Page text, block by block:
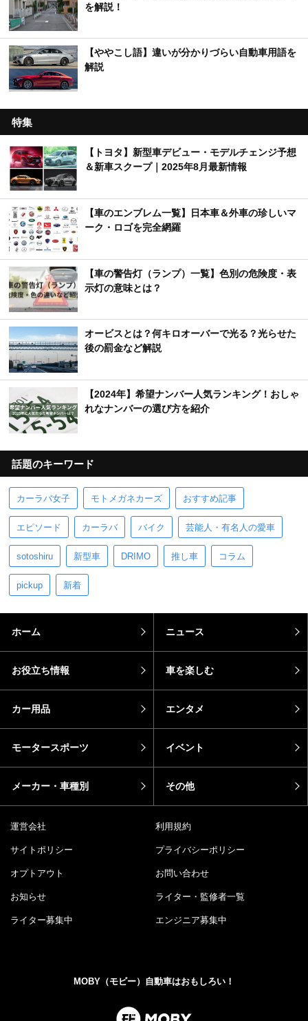
を解説！
【ややこし語】違いが分かりづらい自動車用語を
解説
特集
【トヨタ】新型車デビュー・モデルチェンジ予想
＆新車スクープ｜2025年8月最新情報
【車のエンブレム一覧】日本車＆外車の珍しいマ
ーク・ロゴを完全網羅
【車の警告灯（ランプ）一覧】色別の危険度・表
示灯の意味とは？
オービスとは？何キロオーバーで光る？光らせた
後の罰金など解説
【2024年】希望ナンバー人気ランキング！おしゃ
れなナンバーの選び方を紹介
話題のキーワード
カーラバ女子 モトメガネカーズ おすすめ記事
エピソード カーラバ バイク 芸能人・有名人の愛車
sotoshiru 新型車 DRIMO 推し車 コラム
pickup 新着
ホーム ニュース
お役立ち情報 車を楽しむ
カー用品 エンタメ
モータースポーツ イベント
メーカー・車種別 その他
運営会社 利用規約
サイトポリシー プライバシーポリシー
オプトアウト お問い合わせ
お知らせ ライター・監修者一覧
ライター募集中 エンジニア募集中
MOBY（モビー）自動車はおもしろい！